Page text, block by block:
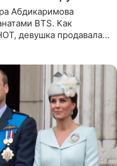
Абдикаримова
BTS. Как
девушка продавала